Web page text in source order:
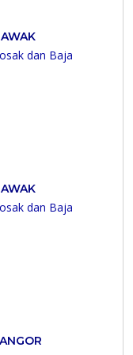
dan Baja
dan Baja